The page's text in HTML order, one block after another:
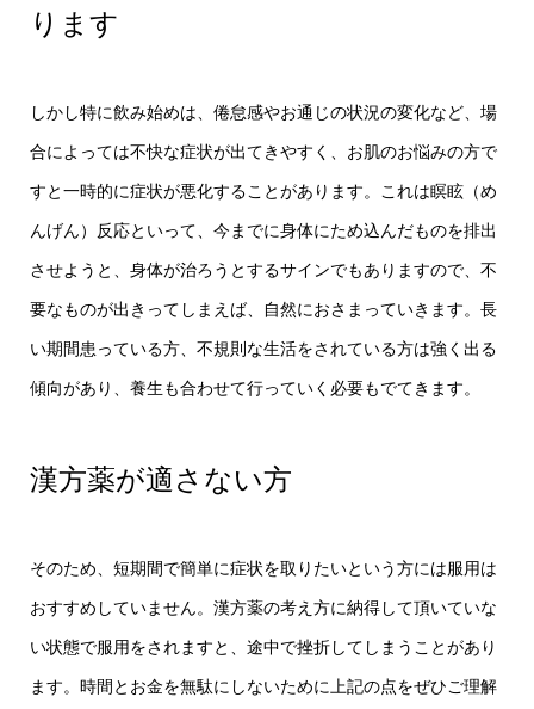
ります
しかし特に飲み始めは、倦怠感やお通じの状況の変化など、場
合によっては不快な症状が出てきやすく、お肌のお悩みの方で
すと一時的に症状が悪化することがあります。これは瞑眩（め
んげん）反応といって、今までに身体にため込んだものを排出
させようと、身体が治ろうとするサインでもありますので、不
要なものが出きってしまえば、自然におさまっていきます。長
い期間患っている方、不規則な生活をされている方は強く出る
傾向があり、養生も合わせて行っていく必要もでてきます。
漢方薬が適さない方
そのため、短期間で簡単に症状を取りたいという方には服用は
おすすめしていません。漢方薬の考え方に納得して頂いていな
い状態で服用をされますと、途中で挫折してしまうことがあり
ます。時間とお金を無駄にしないために上記の点をぜひご理解